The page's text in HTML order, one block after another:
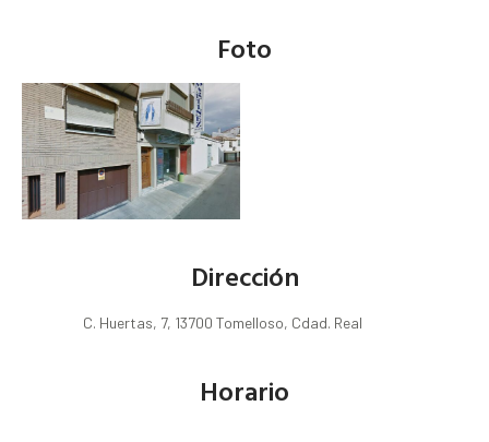
Foto
Dirección
C. Huertas, 7, 13700 Tomelloso, Cdad. Real
Horario